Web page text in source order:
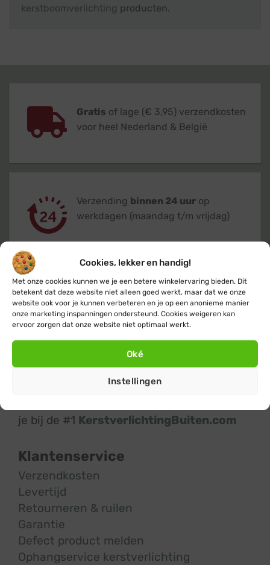
Cookies, lekker en handig!
Met onze cookies kunnen we je een betere winkelervaring bieden. Dit
betekent dat deze website niet alleen goed werkt, maar dat we onze
website ook voor je kunnen verbeteren en je op een anonieme manier
onze marketing inspanningen ondersteund. Cookies weigeren kan
ervoor zorgen dat onze website niet optimaal werkt.
Oké
Instellingen
kerstboomverlichting producten.
Gratis of lage (€ 3,95) verzendkosten
voor heel Nederland & België
Verzending binnen 24 uur op
werkdagen (maandag t/m vrijdag)
Klanten geven ons een 9,4 op basis van
+14.800 beoordelingen
je bij de #1 KerstverlichtingBuiten.com
Klantenservice
Verzendkosten
Levertijd
Retourneren & ruilen
Garantie
Defect product melden
Ophangservice kerstverlichting